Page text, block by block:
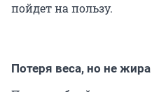
пойдет на пользу.
Потеря веса, но не жира